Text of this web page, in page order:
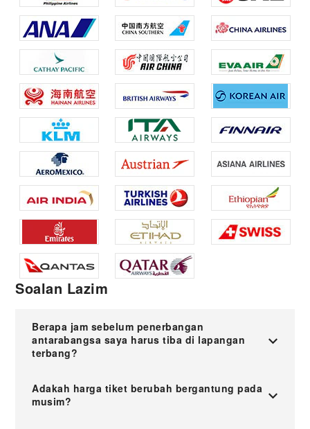
Soalan Lazim
Berapa jam sebelum penerbangan
antarabangsa saya harus tiba di lapangan
terbang?
Adakah harga tiket berubah bergantung pada
musim?